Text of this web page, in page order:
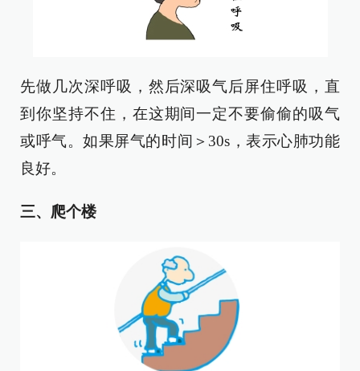
先做几次深呼吸，然后深吸气后屏住呼吸，直
到你坚持不住，在这期间一定不要偷偷的吸气
或呼气。如果屏气的时间＞30s，表示心肺功能
良好。
三、爬个楼